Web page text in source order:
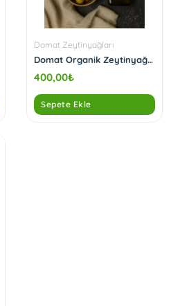
Domat Zeytinyağları
Domat Organik Zeytinyağı
400,00₺
Sepete Ekle